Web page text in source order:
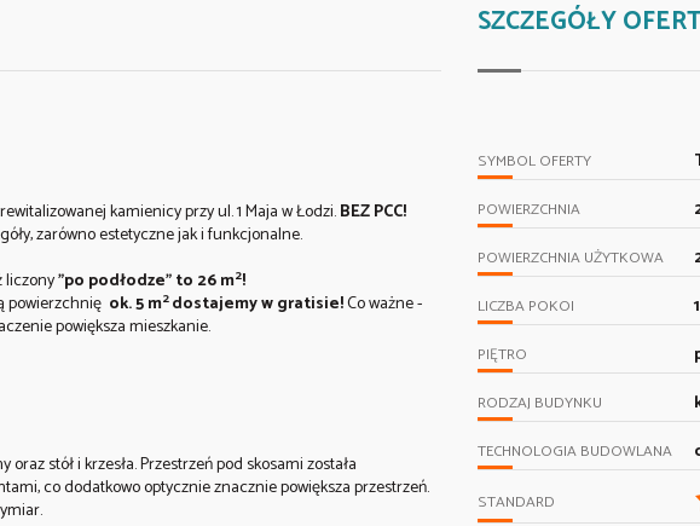
kamienicy przy ul. 1 Maja w Łodzi.BEZ PCC!
zarówno estetyczne jak i funkcjonalne.
liczony"po podłodze" to 26 m2!
powierzchnię ok. 5 m2dostajemy w gratisie!Co ważne -
powiększa mieszkanie.
stół i krzesła. Przestrzeń pod skosami została
co dodatkowo optycznie znacznie powiększa przestrzeń.
SZCZEGÓŁY
SYMBOL OFERTY
POWIERZCHNIA
POWIERZCHNIA UŻYTKOWA
LICZBA POKOI 1
PIĘTRO
RODZAJ BUDYNKU
TECHNOLOGIA BUDOWLANA
STANDARD